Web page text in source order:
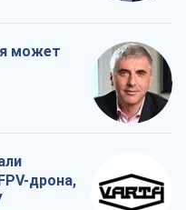
может
дрона,